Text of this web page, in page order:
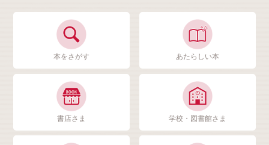
本をさがす あたらしい本
書店さま 学校・図書館さま